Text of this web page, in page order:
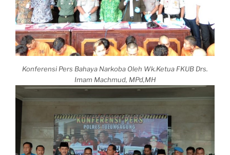
Konferensi Pers Bahaya Narkoba Oleh Wk.Ketua FKUB Drs.
Imam Machmud, MPd,MH